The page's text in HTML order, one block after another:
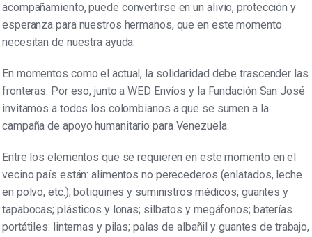
acompañamiento, puede convertirse en un alivio, protección y
esperanza para nuestros hermanos, que en este momento
necesitan de nuestra ayuda.
En momentos como el actual, la solidaridad debe trascender las
fronteras. Por eso, junto a WED Envíos y la Fundación San José
invitamos a todos los colombianos a que se sumen a la
campaña de apoyo humanitario para Venezuela.
Entre los elementos que se requieren en este momento en el
vecino país están: alimentos no perecederos (enlatados, leche
en polvo, etc.); botiquines y suministros médicos; guantes y
tapabocas; plásticos y lonas; silbatos y megáfonos; baterías
portátiles: linternas y pilas; palas de albañil y guantes de trabajo,